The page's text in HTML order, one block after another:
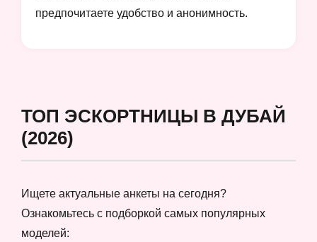
предпочитаете удобство и анонимность.
ТОП ЭСКОРТНИЦЫ В ДУБАЙ
(2026)
Ищете актуальные анкеты на сегодня?
Ознакомьтесь с подборкой самых популярных
моделей: